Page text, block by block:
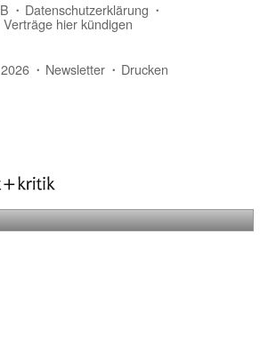
Datenschutzerklärung
Verträge hier kündigen
Newsletter Drucken